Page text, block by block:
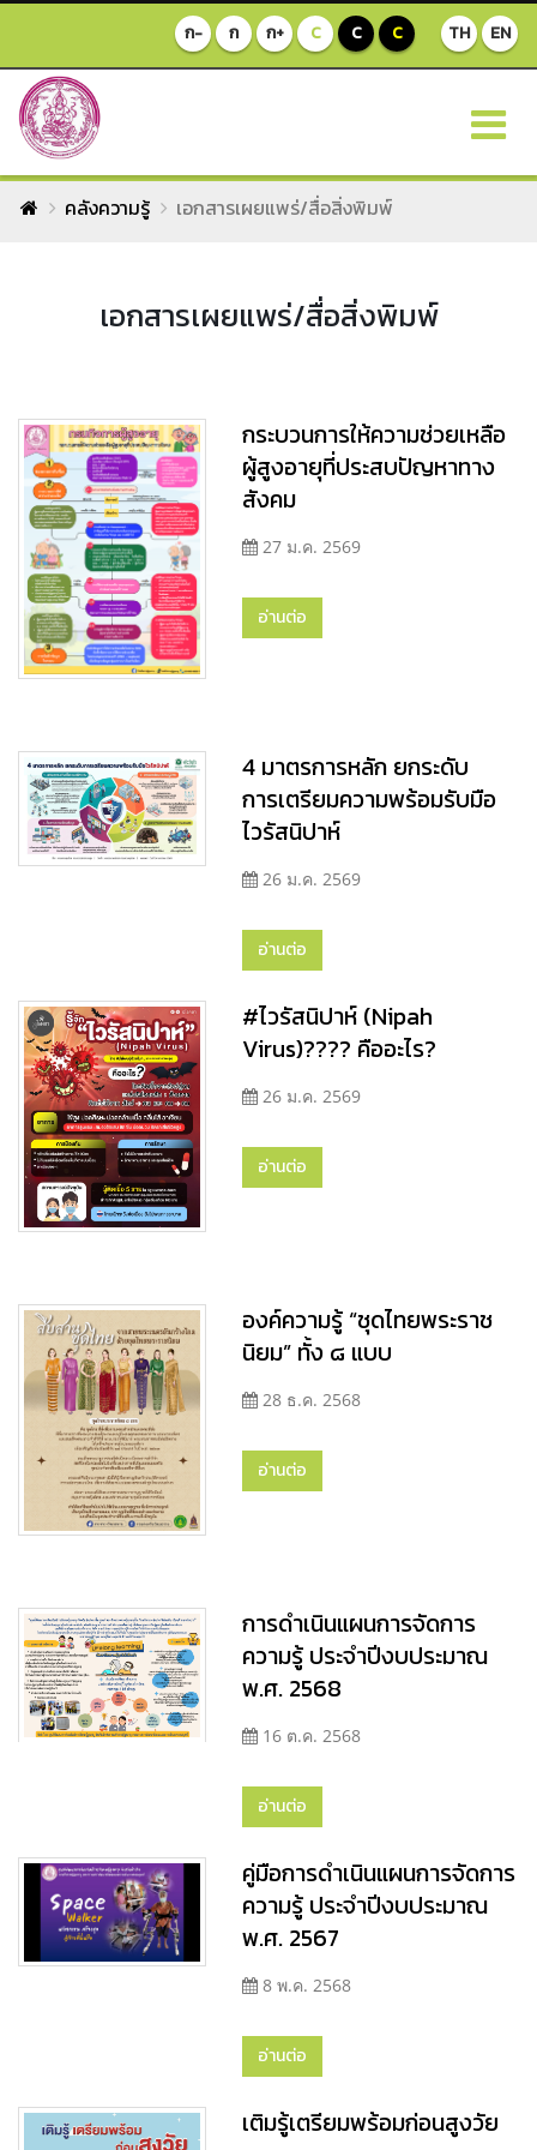
TH EN
ก- ก ก+ C C C
คลังความรู้ เอกสารเผยแพร่/สื่อสิ่งพิมพ์
เอกสารเผยแพร่/สื่อสิ่งพิมพ์
กระบวนการให้ความช่วยเหลือ
ผู้สูงอายุที่ประสบปัญหาทาง
สังคม
27 ม.ค. 2569
อ่านต่อ
4 มาตรการหลัก ยกระดับ
การเตรียมความพร้อมรับมือ
ไวรัสนิปาห์
26 ม.ค. 2569
อ่านต่อ
#ไวรัสนิปาห์ (Nipah
Virus)???? คืออะไร?
26 ม.ค. 2569
อ่านต่อ
องค์ความรู้ “ชุดไทยพระราช
นิยม” ทั้ง ๘ แบบ
28 ธ.ค. 2568
อ่านต่อ
การดำเนินแผนการจัดการ
ความรู้ ประจำปีงบประมาณ
พ.ศ. 2568
16 ต.ค. 2568
อ่านต่อ
คู่มือการดำเนินแผนการจัดการ
ความรู้ ประจำปีงบประมาณ
พ.ศ. 2567
8 พ.ค. 2568
อ่านต่อ
เติมรู้เตรียมพร้อมก่อนสูงวัย